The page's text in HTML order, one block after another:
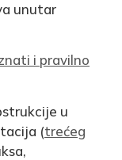
unutar
i pravilno
u
(trećeg